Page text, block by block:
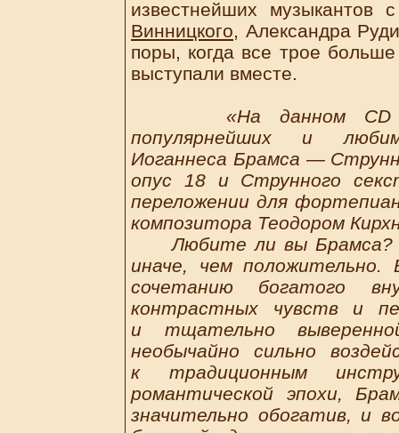
известнейших
Винницкого, Александра
поры, когда все трое
выступали вместе.
«На данном CD
популярнейших и
Иоганнеса Брамса —
опус 18 и Струнного
переложении для
композитора Теодором
Любите ли вы Брамса?
иначе, чем положительно.
сочетанию богатого
контрастных чувств и
и тщательно
необычайно сильно
к традиционным
романтической эпохи,
значительно обогатив, и